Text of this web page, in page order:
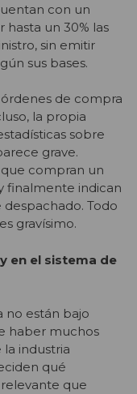
con un
un 30% las
sin emitir
sus bases.
de compra
la propia
sobre
grave.
compran un
finalmente indican
despachado. Todo
gravísimo.
en el sistema de
no están bajo
haber muchos
industria
qué
que